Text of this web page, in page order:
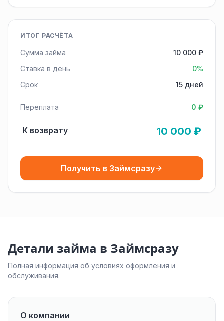
ИТОГ РАСЧЁТА
Сумма займа
10 000 ₽
Ставка в день
0%
Срок
15 дней
Переплата 0 ₽
К возврату 10 000 ₽
Получить в Займсразу
Детали займа в Займсразу
Полная информация об условиях оформления и
обслуживания.
О компании